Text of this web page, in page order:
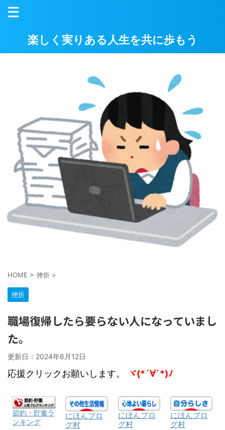
楽しく実りある人生を共に歩もう
HOME > 挫折 >
挫折
職場復帰したら要らない人になっていまし
た。
更新日： 2024年6月12日
応援クリックお願いします。 ヾ(*´∀`*)ﾉ
節約・貯蓄ラ
ンキング
にほんブロ
グ村
にほんブロ
グ村
にほんブロ
グ村